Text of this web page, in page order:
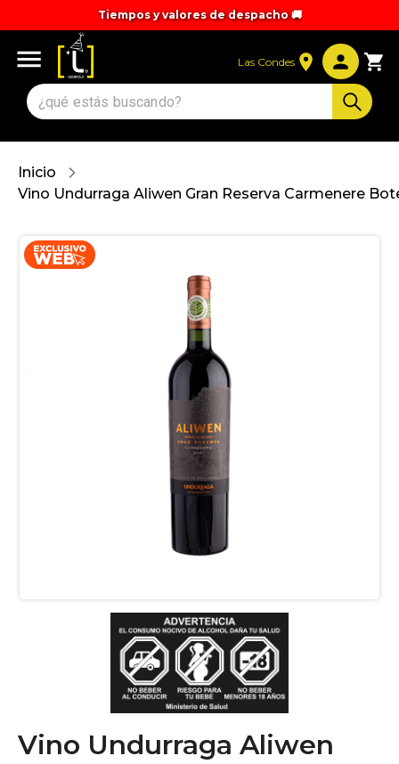
Tiempos y valores de despacho 🚚
Las Condes
Inicio
Vino Undurraga Aliwen Gran Reserva Carmenere
Vino Undurraga Aliwen